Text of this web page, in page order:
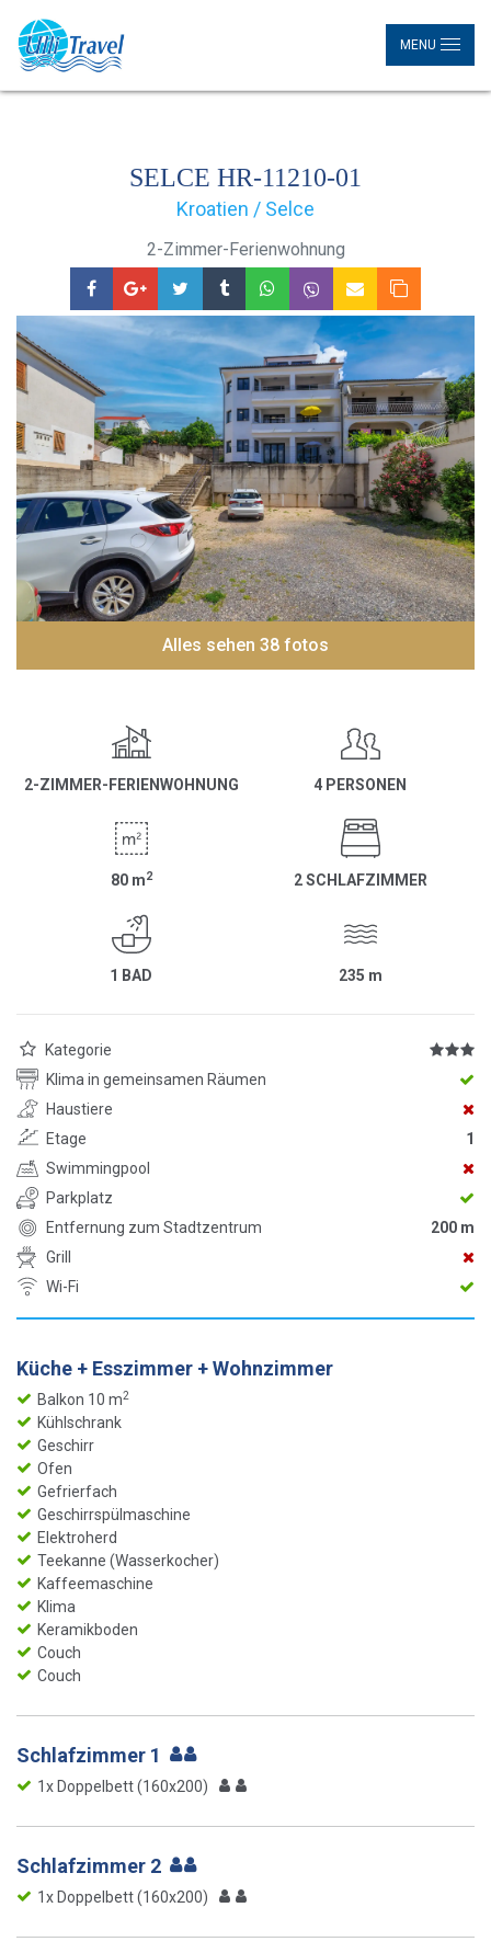
MENU
SELCE HR-11210-01
Kroatien / Selce
2-Zimmer-Ferienwohnung
Alles sehen 38 fotos
2-ZIMMER-FERIENWOHNUNG 4 PERSONEN
80 m2 2 SCHLAFZIMMER
1 BAD 235 m
Kategorie
Klima in gemeinsamen Räumen
Haustiere
Etage
1
Swimmingpool
Parkplatz
Entfernung zum Stadtzentrum
200 m
Grill
Wi-Fi
Küche + Esszimmer + Wohnzimmer
Balkon 10 m2
Kühlschrank
Geschirr
Ofen
Gefrierfach
Geschirrspülmaschine
Elektroherd
Teekanne (Wasserkocher)
Kaffeemaschine
Klima
Keramikboden
Couch
Couch
Schlafzimmer 1
1x Doppelbett (160x200)
Schlafzimmer 2
1x Doppelbett (160x200)